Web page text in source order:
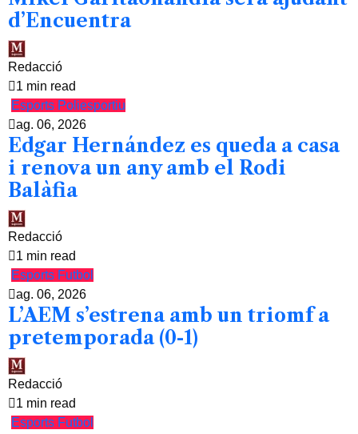
d’Encuentra
Redacció
1 min read
Esports Poliesportiu
ag. 06, 2026
Edgar Hernández es queda a casa
i renova un any amb el Rodi
Balàfia
Redacció
1 min read
Esports Futbol
ag. 06, 2026
L’AEM s’estrena amb un triomf a
pretemporada (0-1)
Redacció
1 min read
Esports Futbol